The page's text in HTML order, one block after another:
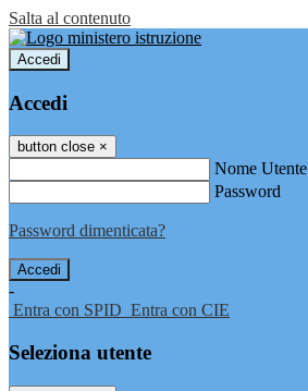
Salta al contenuto
Accedi
Accedi
button close ×
Nome Utente
Password
Password dimenticata?
-
Entra con SPID Entra con CIE
Seleziona utente